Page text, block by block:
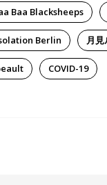
Baa Blacksheeps
Berlin 月見
COVID-19